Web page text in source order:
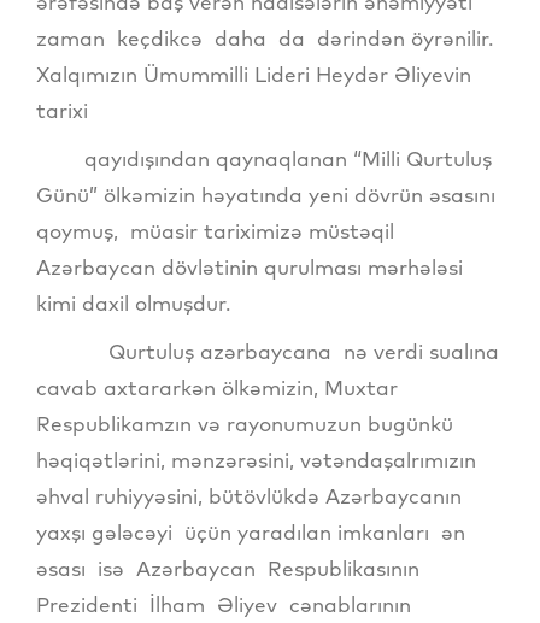
zaman keçdikcə daha da dərindən öyrənilir.
Xalqımızın Ümummilli Lideri Heydər Əliyevin
tarixi
qayıdışından qaynaqlanan “Milli Qurtuluş
Günü” ölkəmizin həyatında yeni dövrün əsasını
qoymuş, müasir tariximizə müstəqil
Azərbaycan dövlətinin qurulması mərhələsi
kimi daxil olmuşdur.
Qurtuluş azərbaycana nə verdi sualına
cavab axtararkən ölkəmizin, Muxtar
Respublikamzın və rayonumuzun bugünkü
həqiqətlərini, mənzərəsini, vətəndaşalrımızın
əhval ruhiyyəsini, bütövlükdə Azərbaycanın
yaxşı gələcəyi üçün yaradılan imkanları ən
əsası isə Azərbaycan Respublikasının
Prezidenti İlham Əliyev cənablarının